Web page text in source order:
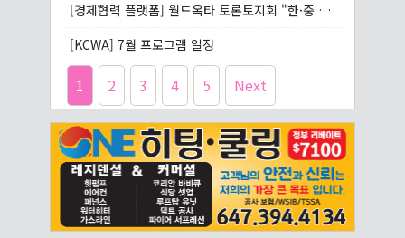
[경제협력 플랫폼] 월드옥타 토론토지회 "한·중 경제협력" 플랫폼 구축
[KCWA] 7월 프로그램 일정
1 2 3 4 5 Next